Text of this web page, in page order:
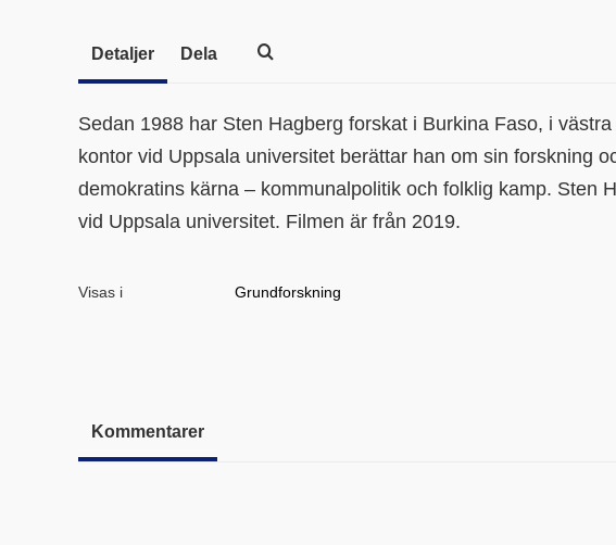
Detaljer Dela
Sedan 1988 har Sten Hagberg forskat i Burkina Faso, i
kontor vid Uppsala universitet berättar han om sin forskning
demokratins kärna – kommunalpolitik och folklig kamp. Sten
vid Uppsala universitet. Filmen är från 2019.
Visas i Grundforskning
Kommentarer